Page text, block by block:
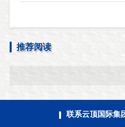
推荐阅读
联系云顶国际集